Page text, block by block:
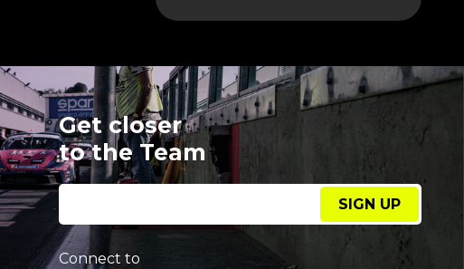
Get closer
to the Team
SIGN UP
Connect to